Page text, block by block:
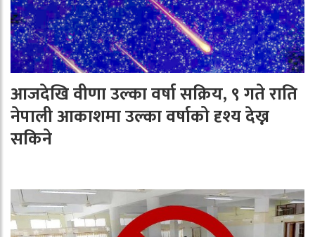
आजदेखि वीणा उल्का वर्षा सक्रिय, ९ गते राति
नेपाली आकाशमा उल्का वर्षाको दृश्य देख्न
सकिने